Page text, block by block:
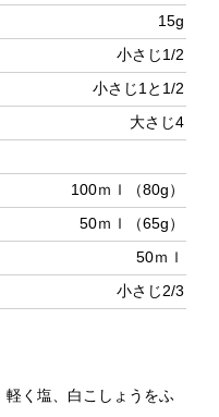
100ｍｌ（80g）
50ｍｌ（65g）
50ｍｌ
、白こしょうをふ